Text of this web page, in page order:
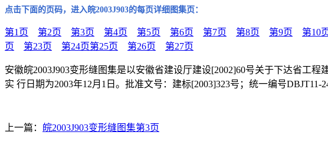
点击下面的页码，进入皖2003J903的每页详细图集页：
第1页 第2页 第3页 第4页 第5页 第6页 第7页 第8页 第9页 第10
页
第23页 第24页第25页 第26页 第27页
安徽皖2003J903变形缝图集是以安徽省建设厅建设[2002]60号关于下达省工
实 行日期为2003年12月1日。批准文号：建标[2003]323号；统一编号DBJT11-
上一篇： 皖2003J903变形缝图集第3页